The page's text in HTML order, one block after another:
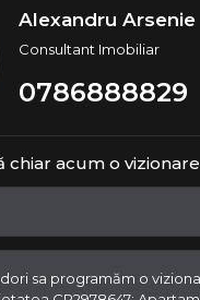
Alexandru Arsenie
Consultant Imobiliar
0786888829
chiar acum o vizionare